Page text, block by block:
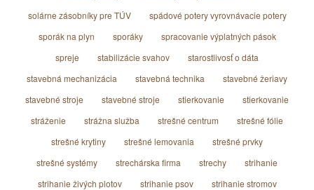
solárne zásobníky pre TÚV
spádové potery vyrovnávacie potery
sporák na plyn
sporáky
spracovanie výplatných pások
spreje
stabilizácie svahov
starostlivosť o dáta
stavebná mechanizácia
stavebná technika
stavebné žeriavy
stavebné stroje
stavebné stroje stierkovanie
stierkovanie
stráženie
strážna služba strešné centrum
strešné fólie
strešné krytiny
strešné lemovania
strešné prvky
strešné systémy
strechárska firma strechy
strihanie
strihanie živých plotov
strihanie psov
strihanie stromov